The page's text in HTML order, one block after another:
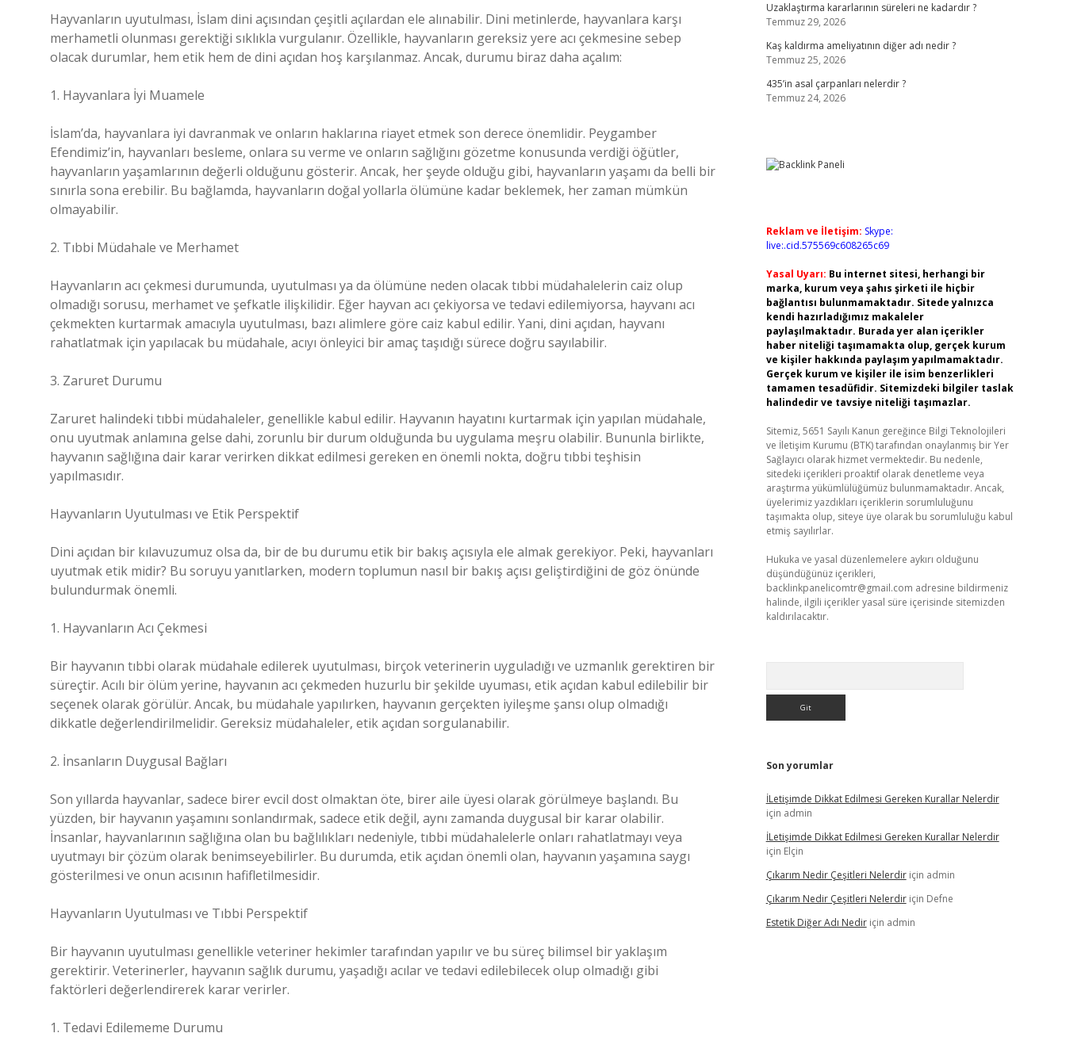
Hayvanların uyutulması, İslam dini açısından çeşitli açılardan ele alınabilir. Dini metinlerde, hayvanlara karşı
merhametli olunması gerektiği sıklıkla vurgulanır. Özellikle, hayvanların gereksiz yere acı çekmesine sebep
olacak durumlar, hem etik hem de dini açıdan hoş karşılanmaz. Ancak, durumu biraz daha açalım:
1. Hayvanlara İyi Muamele
İslam’da, hayvanlara iyi davranmak ve onların haklarına riayet etmek son derece önemlidir. Peygamber
Efendimiz’in, hayvanları besleme, onlara su verme ve onların sağlığını gözetme konusunda verdiği öğütler,
hayvanların yaşamlarının değerli olduğunu gösterir. Ancak, her şeyde olduğu gibi, hayvanların yaşamı da belli bir
sınırla sona erebilir. Bu bağlamda, hayvanların doğal yollarla ölümüne kadar beklemek, her zaman mümkün
olmayabilir.
2. Tıbbi Müdahale ve Merhamet
Hayvanların acı çekmesi durumunda, uyutulması ya da ölümüne neden olacak tıbbi müdahalelerin caiz olup
olmadığı sorusu, merhamet ve şefkatle ilişkilidir. Eğer hayvan acı çekiyorsa ve tedavi edilemiyorsa, hayvanı acı
çekmekten kurtarmak amacıyla uyutulması, bazı alimlere göre caiz kabul edilir. Yani, dini açıdan, hayvanı
rahatlatmak için yapılacak bu müdahale, acıyı önleyici bir amaç taşıdığı sürece doğru sayılabilir.
3. Zaruret Durumu
Zaruret halindeki tıbbi müdahaleler, genellikle kabul edilir. Hayvanın hayatını kurtarmak için yapılan müdahale,
onu uyutmak anlamına gelse dahi, zorunlu bir durum olduğunda bu uygulama meşru olabilir. Bununla birlikte,
hayvanın sağlığına dair karar verirken dikkat edilmesi gereken en önemli nokta, doğru tıbbi teşhisin
yapılmasıdır.
Hayvanların Uyutulması ve Etik Perspektif
Dini açıdan bir kılavuzumuz olsa da, bir de bu durumu etik bir bakış açısıyla ele almak gerekiyor. Peki, hayvanları
uyutmak etik midir? Bu soruyu yanıtlarken, modern toplumun nasıl bir bakış açısı geliştirdiğini de göz önünde
bulundurmak önemli.
1. Hayvanların Acı Çekmesi
Bir hayvanın tıbbi olarak müdahale edilerek uyutulması, birçok veterinerin uyguladığı ve uzmanlık gerektiren bir
süreçtir. Acılı bir ölüm yerine, hayvanın acı çekmeden huzurlu bir şekilde uyuması, etik açıdan kabul edilebilir bir
seçenek olarak görülür. Ancak, bu müdahale yapılırken, hayvanın gerçekten iyileşme şansı olup olmadığı
dikkatle değerlendirilmelidir. Gereksiz müdahaleler, etik açıdan sorgulanabilir.
2. İnsanların Duygusal Bağları
Son yıllarda hayvanlar, sadece birer evcil dost olmaktan öte, birer aile üyesi olarak görülmeye başlandı. Bu
yüzden, bir hayvanın yaşamını sonlandırmak, sadece etik değil, aynı zamanda duygusal bir karar olabilir.
İnsanlar, hayvanlarının sağlığına olan bu bağlılıkları nedeniyle, tıbbi müdahalelerle onları rahatlatmayı veya
uyutmayı bir çözüm olarak benimseyebilirler. Bu durumda, etik açıdan önemli olan, hayvanın yaşamına saygı
gösterilmesi ve onun acısının hafifletilmesidir.
Hayvanların Uyutulması ve Tıbbi Perspektif
Bir hayvanın uyutulması genellikle veteriner hekimler tarafından yapılır ve bu süreç bilimsel bir yaklaşım
gerektirir. Veterinerler, hayvanın sağlık durumu, yaşadığı acılar ve tedavi edilebilecek olup olmadığı gibi
faktörleri değerlendirerek karar verirler.
1. Tedavi Edilememe Durumu
Uzaklaştırma kararlarının süreleri ne kadardır ?
Temmuz 29, 2026
Kaş kaldırma ameliyatının diğer adı nedir ?
Temmuz 25, 2026
435’in asal çarpanları nelerdir ?
Temmuz 24, 2026
Reklam ve İletişim: Skype:
live:.cid.575569c608265c69
Yasal Uyarı: Bu internet sitesi, herhangi bir
marka, kurum veya şahıs şirketi ile hiçbir
bağlantısı bulunmamaktadır. Sitede yalnızca
kendi hazırladığımız makaleler
paylaşılmaktadır. Burada yer alan içerikler
haber niteliği taşımamakta olup, gerçek kurum
ve kişiler hakkında paylaşım yapılmamaktadır.
Gerçek kurum ve kişiler ile isim benzerlikleri
tamamen tesadüfidir. Sitemizdeki bilgiler taslak
halindedir ve tavsiye niteliği taşımazlar.
Sitemiz, 5651 Sayılı Kanun gereğince Bilgi Teknolojileri
ve İletişim Kurumu (BTK) tarafından onaylanmış bir Yer
Sağlayıcı olarak hizmet vermektedir. Bu nedenle,
sitedeki içerikleri proaktif olarak denetleme veya
araştırma yükümlülüğümüz bulunmamaktadır. Ancak,
üyelerimiz yazdıkları içeriklerin sorumluluğunu
taşımakta olup, siteye üye olarak bu sorumluluğu kabul
etmiş sayılırlar.
Hukuka ve yasal düzenlemelere aykırı olduğunu
düşündüğünüz içerikleri,
backlinkpanelicomtr@gmail.com adresine bildirmeniz
halinde, ilgili içerikler yasal süre içerisinde sitemizden
kaldırılacaktır.
Son yorumlar
İLetişimde Dikkat Edilmesi Gereken Kurallar Nelerdir
için admin
İLetişimde Dikkat Edilmesi Gereken Kurallar Nelerdir
için Elçin
Çıkarım Nedir Çeşitleri Nelerdiriçin admin
Çıkarım Nedir Çeşitleri Nelerdiriçin Defne
Estetik Diğer Adı Nediriçin admin